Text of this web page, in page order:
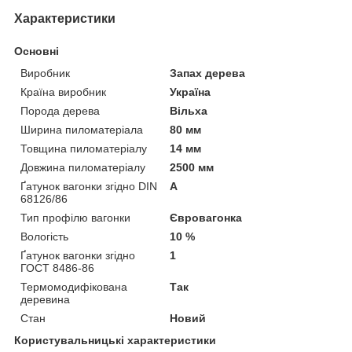
Характеристики
Основні
Виробник
Запах дерева
Країна виробник
Україна
Порода дерева
Вільха
Ширина пиломатеріала
80 мм
Товщина пиломатеріалу
14 мм
Довжина пиломатеріалу
2500 мм
Ґатунок вагонки згідно DIN
68126/86
А
Тип профілю вагонки
Євровагонка
Вологість
10 %
Ґатунок вагонки згідно
ГОСТ 8486-86
1
Термомодифікована
деревина
Так
Стан
Новий
Користувальницькі характеристики